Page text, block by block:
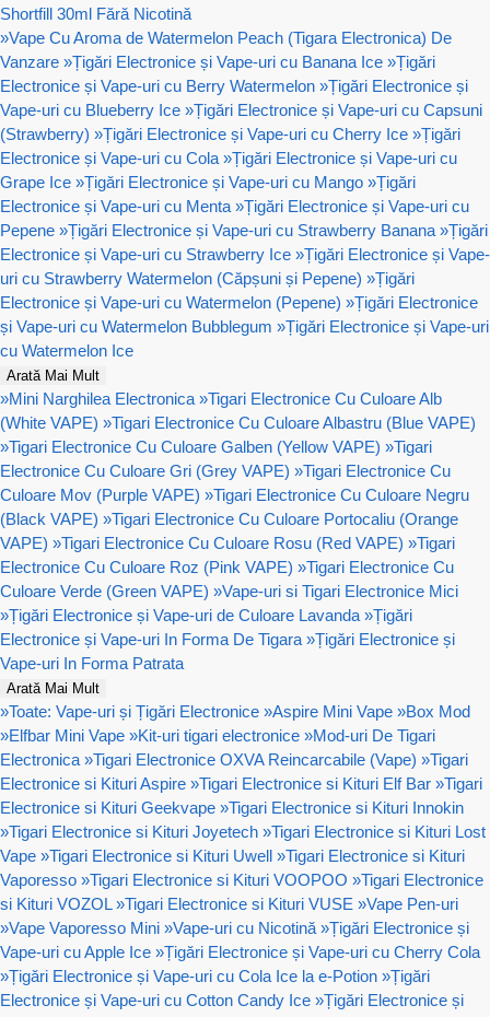
Shortfill 30ml Fără Nicotină
»Vape Cu Aroma de Watermelon Peach (Tigara Electronica) De
Vanzare »Țigări Electronice și Vape-uri cu Banana Ice »Țigări
Electronice și Vape-uri cu Berry Watermelon »Țigări Electronice și
Vape-uri cu Blueberry Ice »Țigări Electronice și Vape-uri cu Capsuni
(Strawberry) »Țigări Electronice și Vape-uri cu Cherry Ice »Țigări
Electronice și Vape-uri cu Cola »Țigări Electronice și Vape-uri cu
Grape Ice »Țigări Electronice și Vape-uri cu Mango »Țigări
Electronice și Vape-uri cu Menta »Țigări Electronice și Vape-uri cu
Pepene »Țigări Electronice și Vape-uri cu Strawberry Banana »Țigări
Electronice și Vape-uri cu Strawberry Ice »Țigări Electronice și Vape-
uri cu Strawberry Watermelon (Căpșuni și Pepene) »Țigări
Electronice și Vape-uri cu Watermelon (Pepene) »Țigări Electronice
și Vape-uri cu Watermelon Bubblegum »Țigări Electronice și Vape-uri
cu Watermelon Ice
Arată Mai Mult
»Mini Narghilea Electronica »Tigari Electronice Cu Culoare Alb
(White VAPE) »Tigari Electronice Cu Culoare Albastru (Blue VAPE)
»Tigari Electronice Cu Culoare Galben (Yellow VAPE) »Tigari
Electronice Cu Culoare Gri (Grey VAPE) »Tigari Electronice Cu
Culoare Mov (Purple VAPE) »Tigari Electronice Cu Culoare Negru
(Black VAPE) »Tigari Electronice Cu Culoare Portocaliu (Orange
VAPE) »Tigari Electronice Cu Culoare Rosu (Red VAPE) »Tigari
Electronice Cu Culoare Roz (Pink VAPE) »Tigari Electronice Cu
Culoare Verde (Green VAPE) »Vape-uri si Tigari Electronice Mici
»Țigări Electronice și Vape-uri de Culoare Lavanda »Țigări
Electronice și Vape-uri In Forma De Tigara »Țigări Electronice și
Vape-uri In Forma Patrata
Arată Mai Mult
»Toate: Vape-uri și Țigări Electronice »Aspire Mini Vape »Box Mod
»Elfbar Mini Vape »Kit-uri tigari electronice »Mod-uri De Tigari
Electronica »Tigari Electronice OXVA Reincarcabile (Vape) »Tigari
Electronice si Kituri Aspire »Tigari Electronice si Kituri Elf Bar »Tigari
Electronice si Kituri Geekvape »Tigari Electronice si Kituri Innokin
»Tigari Electronice si Kituri Joyetech »Tigari Electronice si Kituri Lost
Vape »Tigari Electronice si Kituri Uwell »Tigari Electronice si Kituri
Vaporesso »Tigari Electronice si Kituri VOOPOO »Tigari Electronice
si Kituri VOZOL »Tigari Electronice si Kituri VUSE »Vape Pen-uri
»Vape Vaporesso Mini »Vape-uri cu Nicotină »Țigări Electronice și
Vape-uri cu Apple Ice »Țigări Electronice și Vape-uri cu Cherry Cola
»Țigări Electronice și Vape-uri cu Cola Ice la e-Potion »Țigări
Electronice și Vape-uri cu Cotton Candy Ice »Țigări Electronice și